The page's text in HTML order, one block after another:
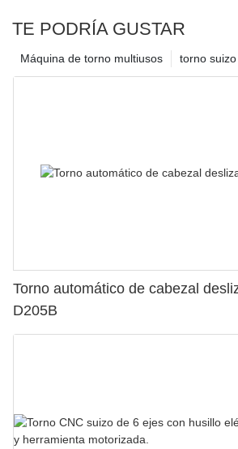
TE PODRÍA GUSTAR
torno suizo
Máquina de torno multiusos
Torno automático de cabezal
D205B